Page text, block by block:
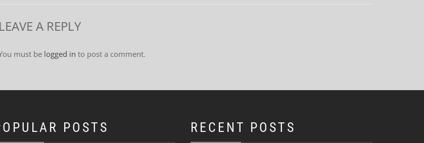
LEAVE A REPLY
must be logged in to post a comment.
POSTS RECENT POSTS